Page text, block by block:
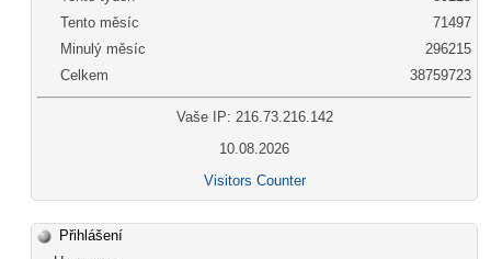
Tento měsíc
Minulý měsíc
Celkem
71497
296215
38759723
Vaše IP: 216.73.216.142
10.08.2026
Visitors Counter
Přihlášení